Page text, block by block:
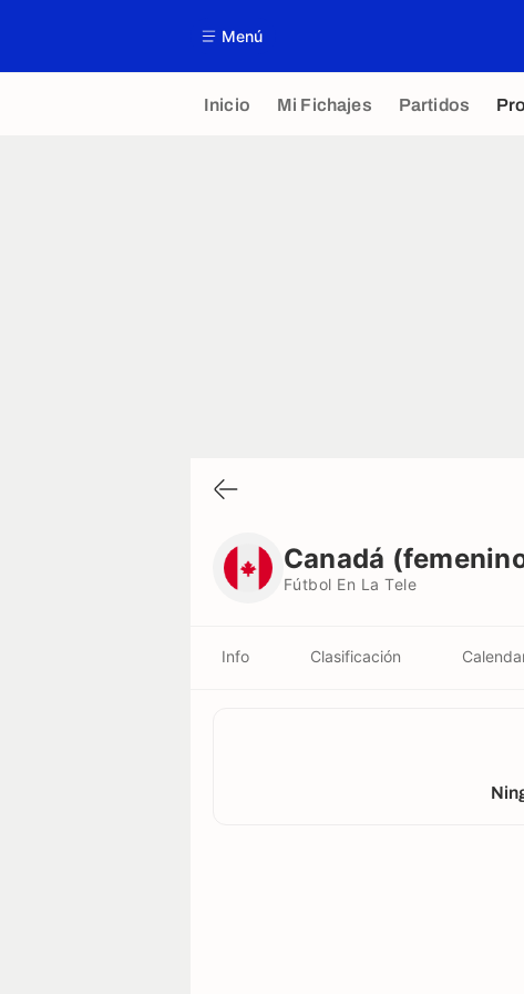
Menú
Inicio Mi Fichajes Partidos
Canadá
Fútbol En La Tele
Info Clasificación